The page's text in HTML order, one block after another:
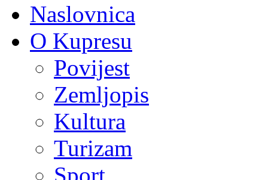
Naslovnica
O Kupresu
Povijest
Zemljopis
Kultura
Turizam
Sport